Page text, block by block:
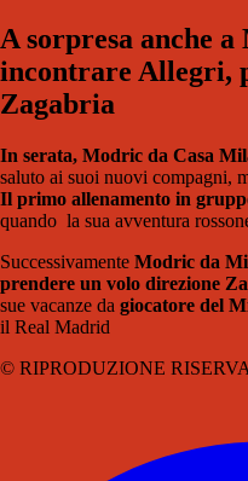
A sorpresa anche
incontrare Allegri,
Zagabria
In serata, Modric da Casa
saluto ai suoi nuovi compagni,
Il primo allenamento in
quando la sua avventura
Successivamente Modric da
prendere un volo direzione
sue vacanze da giocatore del
il Real Madrid
© RIPRODUZIONE